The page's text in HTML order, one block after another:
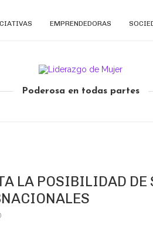
EMPRENDEDORAS
Poderosa en todas partes
LA POSIBILIDAD DE